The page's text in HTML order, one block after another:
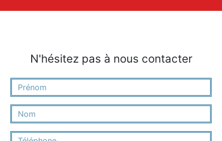
N'hésitez pas à nous contacter